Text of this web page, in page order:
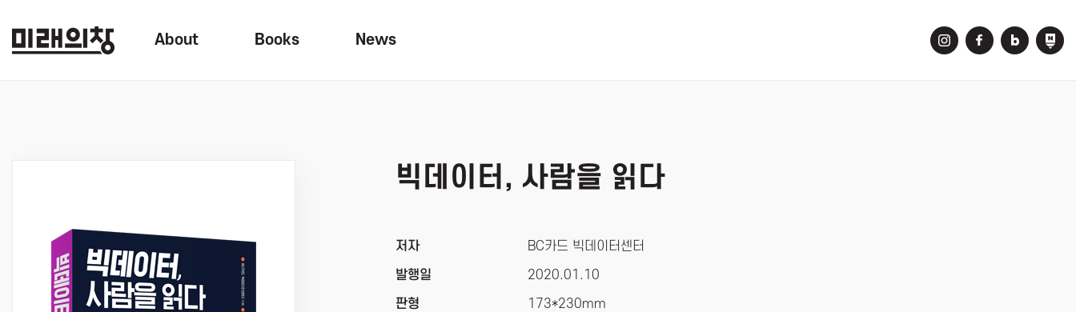
About Books News
빅데이터, 사람을 읽다
저자
발행일
판형
BC카드 빅데이터센터
2020.01.10
173*230mm